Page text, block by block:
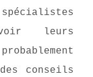
leurs
conseils